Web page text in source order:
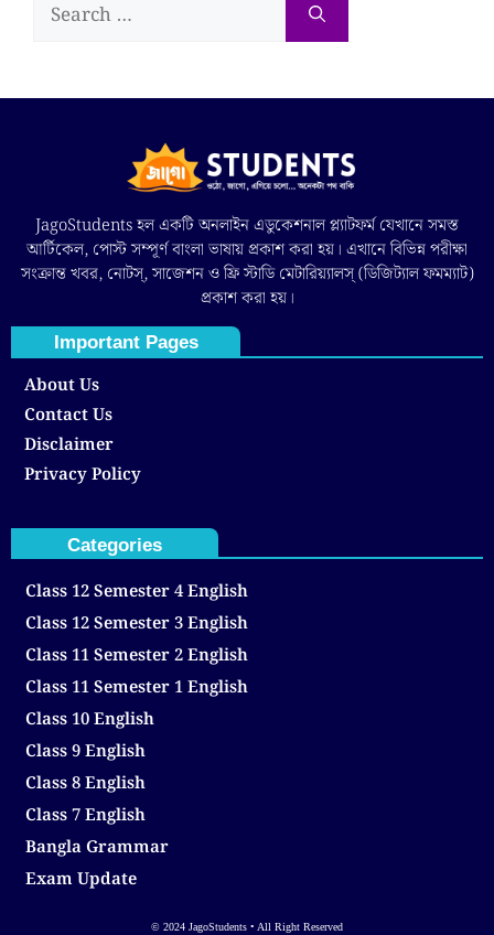
JagoStudents হল একটি অনলাইন এডুকেশনাল প্ল্যাটফর্ম যেখানে সমস্ত
আর্টিকেল, পোস্ট সম্পূর্ণ বাংলা ভাষায় প্রকাশ করা হয়। এখানে বিভিন্ন পরীক্ষা
সংক্রান্ত খবর, নোটস্, সাজেশন ও ফ্রি স্টাডি মেটারিয়্যালস্ (ডিজিট্যাল ফমম্যাট)
প্রকাশ করা হয়।
Important Pages
About Us
Contact Us
Disclaimer
Privacy Policy
Categories
Class 12 Semester 4 English
Class 12 Semester 3 English
Class 11 Semester 2 English
Class 11 Semester 1 English
Class 10 English
Class 9 English
Class 8 English
Class 7 English
Bangla Grammar
Exam Update
© 2024 JagoStudents • All Right Reserved